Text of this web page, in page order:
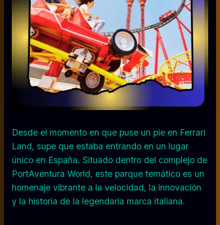
Desde el momento en que puse un pie en Ferrari
Land, supe que estaba entrando en un lugar
único en España. Situado dentro del complejo de
PortAventura World, este parque temático es un
homenaje vibrante a la velocidad, la innovación
y la historia de la legendaria marca italiana.